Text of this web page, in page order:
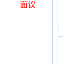
面议